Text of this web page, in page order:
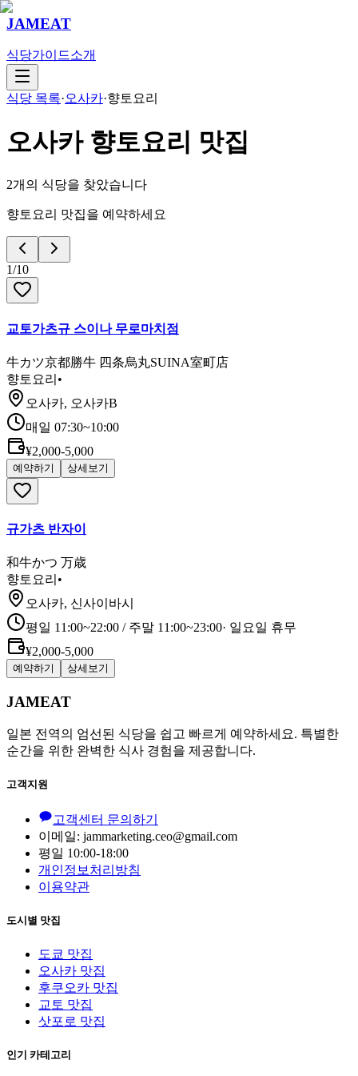
JAMEAT
식당가이드소개
식당 목록·오사카·향토요리
오사카 향토요리 맛집
2개의 식당을 찾았습니다
향토요리 맛집을 예약하세요
1/10
교토가츠규 스이나 무로마치점
牛カツ京都勝牛 四条烏丸SUINA室町店
향토요리 •
오사카, 오사카B
매일 07:30~10:00
¥2,000-5,000
예약하기 상세보기
규가츠 반자이
和牛かつ 万歳
향토요리 •
오사카, 신사이바시
평일 11:00~22:00 / 주말 11:00~23:00· 일요일 휴무
¥2,000-5,000
예약하기 상세보기
JAMEAT
일본 전역의 엄선된 식당을 쉽고 빠르게 예약하세요. 특별한
순간을 위한 완벽한 식사 경험을 제공합니다.
고객지원
고객센터 문의하기
이메일: jammarketing.ceo@gmail.com
평일 10:00-18:00
개인정보처리방침
이용약관
도시별 맛집
도쿄 맛집
오사카 맛집
후쿠오카 맛집
교토 맛집
삿포로 맛집
인기 카테고리